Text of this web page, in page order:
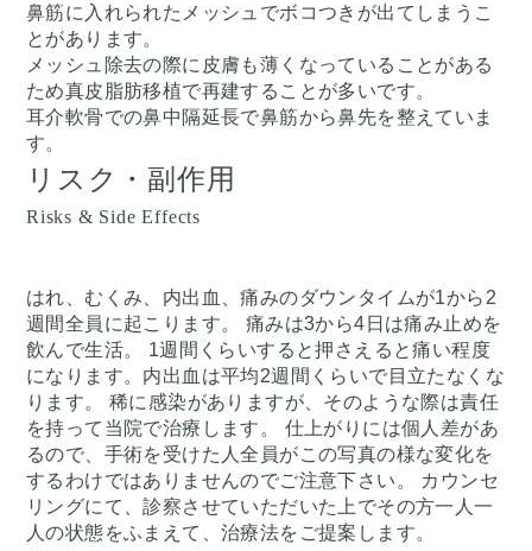
鼻筋に入れられたメッシュでボコつきが出てしまうこ
とがあります。
メッシュ除去の際に皮膚も薄くなっていることがある
ため真皮脂肪移植で再建することが多いです。
耳介軟骨での鼻中隔延長で鼻筋から鼻先を整えていま
す。
リスク・副作用
Risks & Side Effects
はれ、むくみ、内出血、痛みのダウンタイムが1から2
週間全員に起こります。 痛みは3から4日は痛み止めを
飲んで生活。 1週間くらいすると押さえると痛い程度
になります。内出血は平均2週間くらいで目立たなくな
ります。 稀に感染がありますが、そのような際は責任
を持って当院で治療します。 仕上がりには個人差があ
るので、手術を受けた人全員がこの写真の様な変化を
するわけではありませんのでご注意下さい。 カウンセ
リングにて、診察させていただいた上でその方一人一
人の状態をふまえて、治療法をご提案します。